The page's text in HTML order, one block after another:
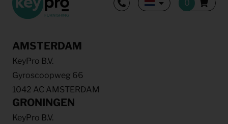
AMSTERDAM
KeyPro B.V.
Gyroscoopweg 66
1042 AC AMSTERDAM
GRONINGEN
KeyPro B.V.